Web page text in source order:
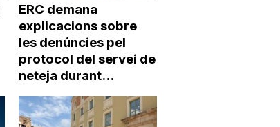
ERC demana
explicacions sobre
les denúncies pel
protocol del servei de
neteja durant...